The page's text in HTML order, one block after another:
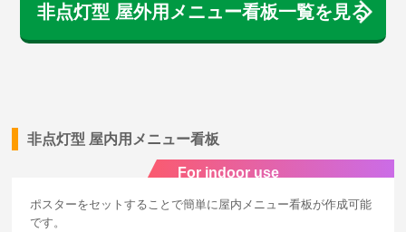
非点灯型 屋外用メニュー看板一覧を見る
非点灯型 屋内用メニュー看板
For indoor use
ポスターをセットすることで簡単に屋内メニュー看板が作成可能
です。